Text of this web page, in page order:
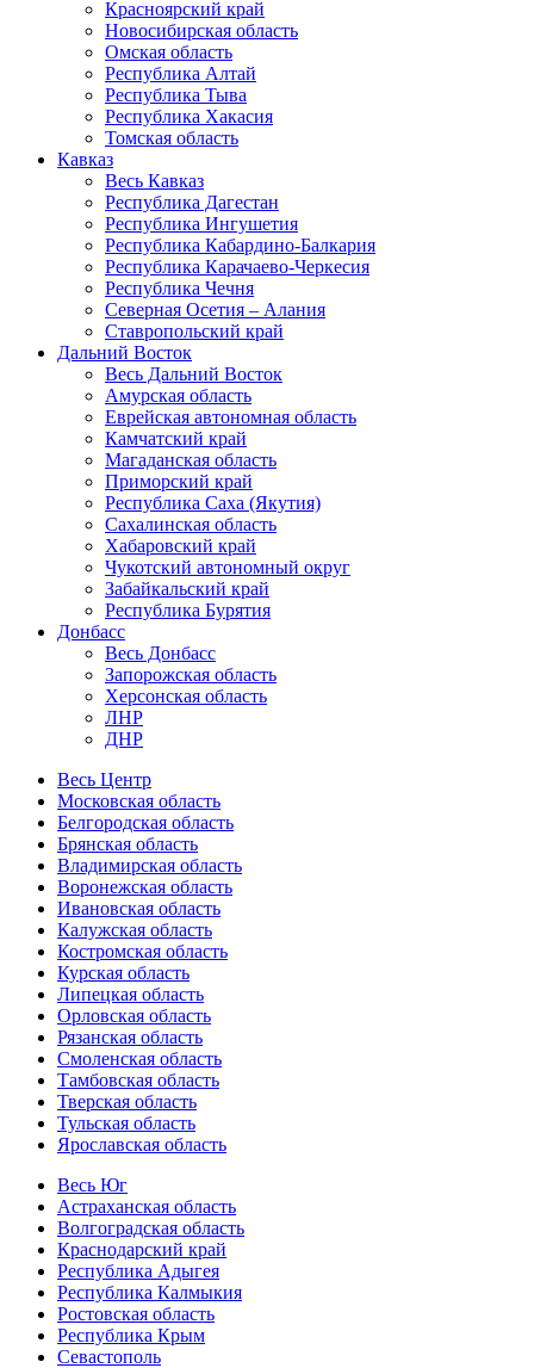
Красноярский край
Новосибирская область
Омская область
Республика Алтай
Республика Тыва
Республика Хакасия
Томская область
Кавказ
Весь Кавказ
Республика Дагестан
Республика Ингушетия
Республика Кабардино-Балкария
Республика Карачаево-Черкесия
Республика Чечня
Северная Осетия – Алания
Ставропольский край
Дальний Восток
Весь Дальний Восток
Амурская область
Еврейская автономная область
Камчатский край
Магаданская область
Приморский край
Республика Саха (Якутия)
Сахалинская область
Хабаровский край
Чукотский автономный округ
Забайкальский край
Республика Бурятия
Донбасс
Весь Донбасс
Запорожская область
Херсонская область
ЛНР
ДНР
Весь Центр
Московская область
Белгородская область
Брянская область
Владимирская область
Воронежская область
Ивановская область
Калужская область
Костромская область
Курская область
Липецкая область
Орловская область
Рязанская область
Смоленская область
Тамбовская область
Тверская область
Тульская область
Ярославская область
Весь Юг
Астраханская область
Волгоградская область
Краснодарский край
Республика Адыгея
Республика Калмыкия
Ростовская область
Республика Крым
Севастополь